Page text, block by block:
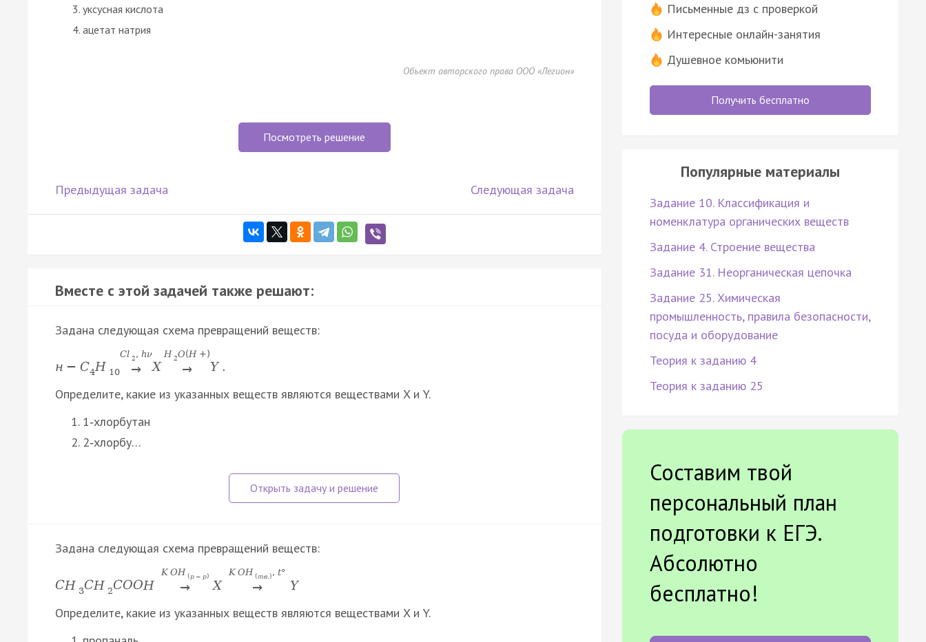
уксусная кислота
ацетат натрия
Объект авторского права ООО «Легион»
Посмотреть решение
Предыдущая задача Следующая задача
Вместе с этой задачей также решают:
Задана следующая схема превращений веществ:
н − C4H 10
Cl 2 , hν
→ X
H 2O(H +)
→ Y .
Определите, какие из указанных веществ являются веществами X и Y.
1‑хлорбутан
2‑хлорбу…
Задана следующая схема превращений веществ:
CH 3CH 2COOH
K OH ( р − р)
→ X
K OH ( тв ) , t°
→ Y
Определите, какие из указанных веществ являются веществами X и Y.
Письменные дз с проверкой
Интересные онлайн-занятия
Душевное комьюнити
Получить бесплатно
Популярные материалы
Задание 10. Классификация и
номенклатура органических веществ
Задание 4. Строение вещества
Задание 31. Неорганическая цепочка
Задание 25. Химическая
промышленность, правила безопасности,
посуда и оборудование
Теория к заданию 4
Теория к заданию 25
Составим твой
персональный план
подготовки к ЕГЭ.
Абсолютно
бесплатно!